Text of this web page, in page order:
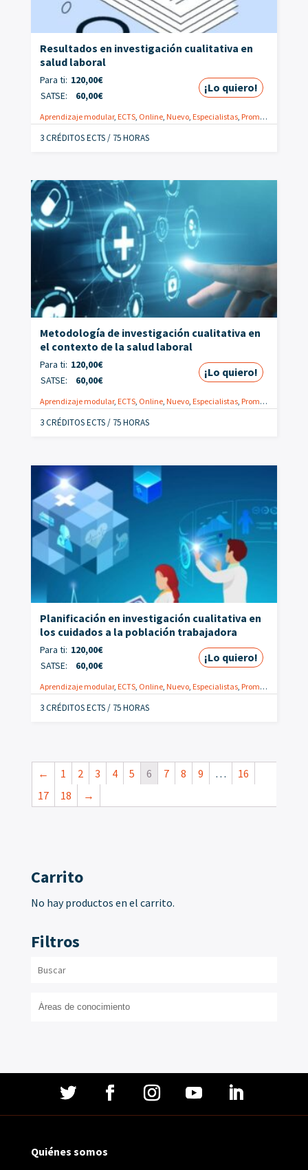
Resultados en investigación cualitativa en
salud laboral
Para ti: 120,00€
SATSE:
60,00€
¡Lo quiero!
Aprendizaje modular, ECTS, Online, Nuevo, Especialistas, Promoción
3 CRÉDITOS ECTS / 75 HORAS
Metodología de investigación cualitativa en
el contexto de la salud laboral
Para ti: 120,00€
SATSE:
60,00€
¡Lo quiero!
Aprendizaje modular, ECTS, Online, Nuevo, Especialistas, Promoción
3 CRÉDITOS ECTS / 75 HORAS
Planificación en investigación cualitativa en
los cuidados a la población trabajadora
Para ti: 120,00€
SATSE:
60,00€
¡Lo quiero!
Aprendizaje modular, ECTS, Online, Nuevo, Especialistas, Promoción
3 CRÉDITOS ECTS / 75 HORAS
← 1 2 3 4 5 6 7 8 9 …
16
17
18 →
Carrito
No hay productos en el carrito.
Filtros
Quiénes somos